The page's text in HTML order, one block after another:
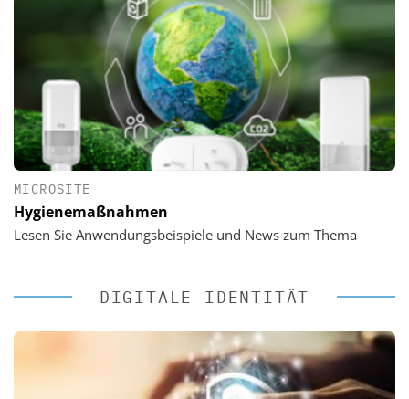
MICROSITE
Hygienemaßnahmen
Lesen Sie Anwendungsbeispiele und News zum Thema
DIGITALE IDENTITÄT